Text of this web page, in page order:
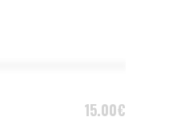
15.00€